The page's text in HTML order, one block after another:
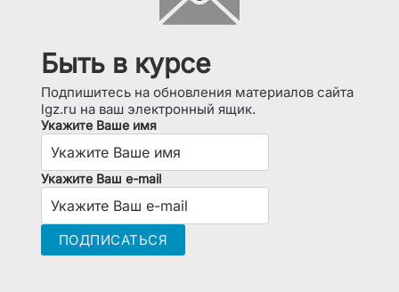
Быть в курсе
Подпишитесь на обновления материалов сайта
lgz.ru на ваш электронный ящик.
Укажите Ваше имя
Укажите Ваш e-mail